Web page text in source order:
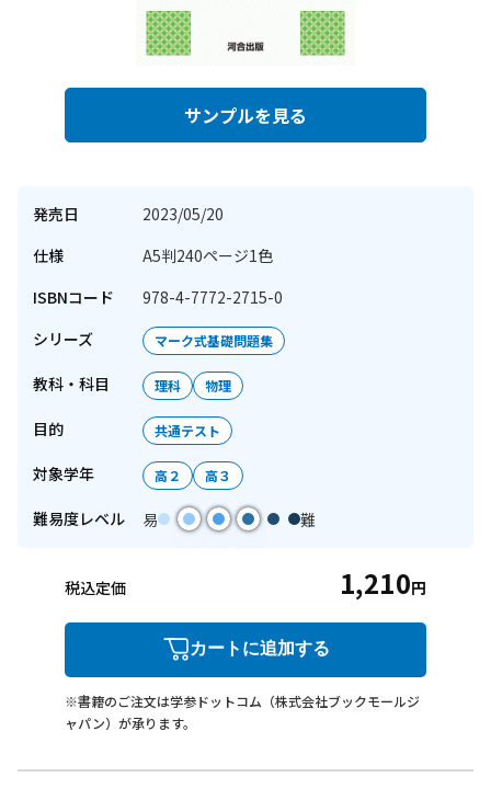
サンプルを見る
発売日
2023/05/20
仕様
A5判240ページ1色
ISBNコード
978-4-7772-2715-0
シリーズ
マーク式基礎問題集
教科・科目 理科 物理
目的 共通テスト
対象学年 高２ 高３
難易度レベル 易 難
税込定価 1,210円
カートに追加する
※書籍のご注文は学参ドットコム（株式会社ブックモールジ
ャパン）が承ります。